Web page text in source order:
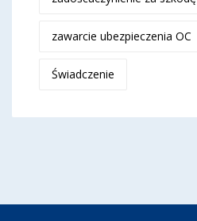
zawarcie ubezpieczenia OC
Świadczenie